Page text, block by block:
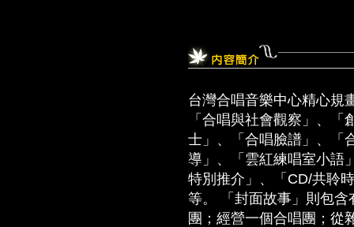
台灣合唱音樂中心精心規
「合唱與社會觀察」、
士」、「合唱臉譜」、「
導」、「雲紅練唱室小語
特別推介」、「CD/共聆
等。 「封面故事」則包
團；經營一個合唱團；從